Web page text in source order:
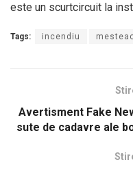
este un scurtcircuit la
Tags: incendiu
Avertisment Fake
sute de cadavre ale